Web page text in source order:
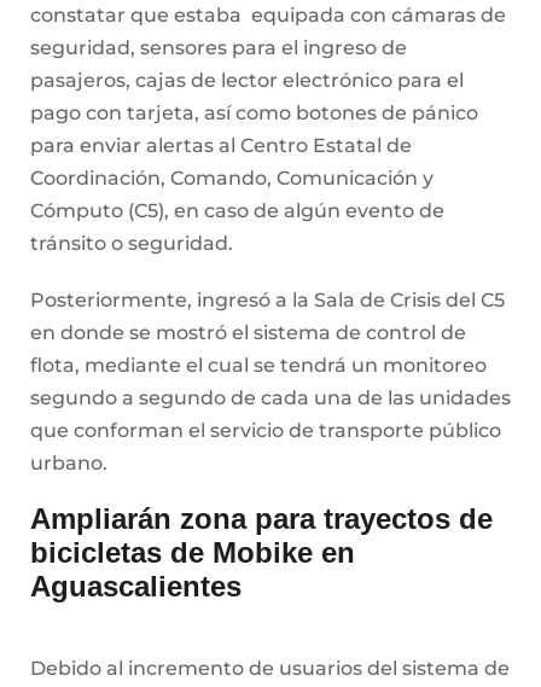
constatar que estaba equipada con cámaras de
seguridad, sensores para el ingreso de
pasajeros, cajas de lector electrónico para el
pago con tarjeta, así como botones de pánico
para enviar alertas al Centro Estatal de
Coordinación, Comando, Comunicación y
Cómputo (C5), en caso de algún evento de
tránsito o seguridad.
Posteriormente, ingresó a la Sala de Crisis del C5
en donde se mostró el sistema de control de
flota, mediante el cual se tendrá un monitoreo
segundo a segundo de cada una de las unidades
que conforman el servicio de transporte público
urbano.
Ampliarán zona para trayectos de
bicicletas de Mobike en
Aguascalientes
Debido al incremento de usuarios del sistema de